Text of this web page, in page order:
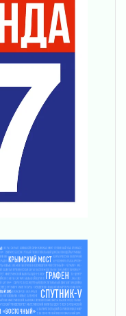
на два
сможет
региона